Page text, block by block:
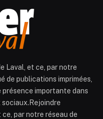
Laval, et ce, par notre
de publications imprimées,
présence importante dans
ce, par notre réseau de